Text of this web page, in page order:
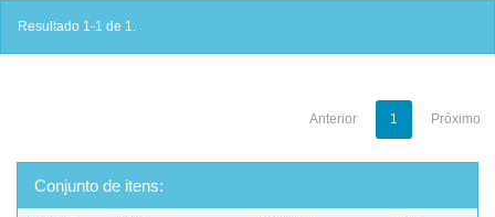
Resultado 1-1 de 1.
Anterior 1 Próximo
Conjunto de itens: